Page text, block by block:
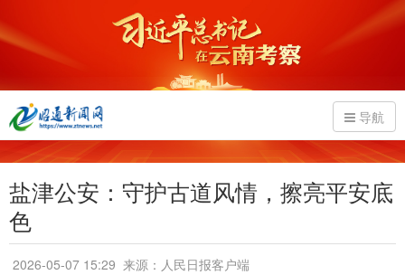
导航
盐津公安：守护古道风情，擦亮平安底
色
2026-05-07 15:29 来源：人民日报客户端